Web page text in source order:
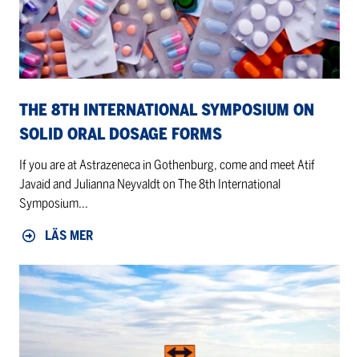
Solid
Oral
Dosage
Forms
THE 8TH INTERNATIONAL SYMPOSIUM ON
SOLID ORAL DOSAGE FORMS
If you are at Astrazeneca in Gothenburg, come and meet Atif
Javaid and Julianna Neyvaldt on The 8th International
Symposium...
LÄS MER
Information
till
våra
kunder